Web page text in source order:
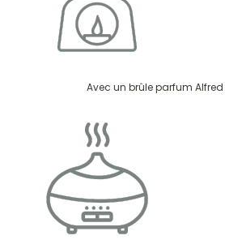
Avec un brûle parfum